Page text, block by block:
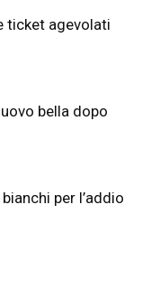
ticket agevolati
bella dopo
per l’addio